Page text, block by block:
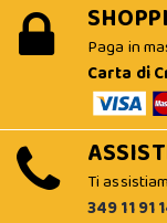
Paga in
Carta di
Ti
349 11 91